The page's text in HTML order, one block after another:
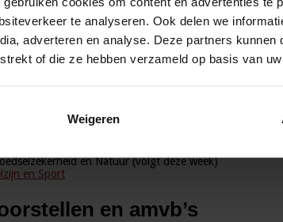
te analyseren. Ook delen we
adverteren en analyse. Deze partners
of die ze hebben verzameld op basis van
Weigeren
reageren op de ministeriële regelingen. Reageren is
ministeriële regelingen in te zien en kan worden
Koninkrijksrelaties (volgt deze week)
deze week)
en Natuur (volgt deze week)
en Sport
en amvb’s